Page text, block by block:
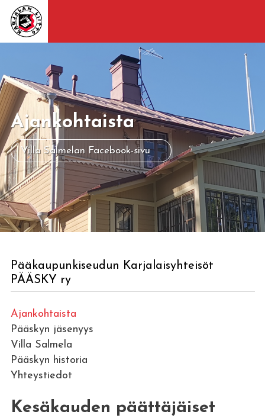
Ajankohtaista
Villa Salmelan Facebook-sivu
Pääkaupunkiseudun Karjalaisyhteisöt
PÄÄSKY ry
Ajankohtaista
Pääskyn jäsenyys
Villa Salmela
Pääskyn historia
Yhteystiedot
Kesäkauden päättäjäiset